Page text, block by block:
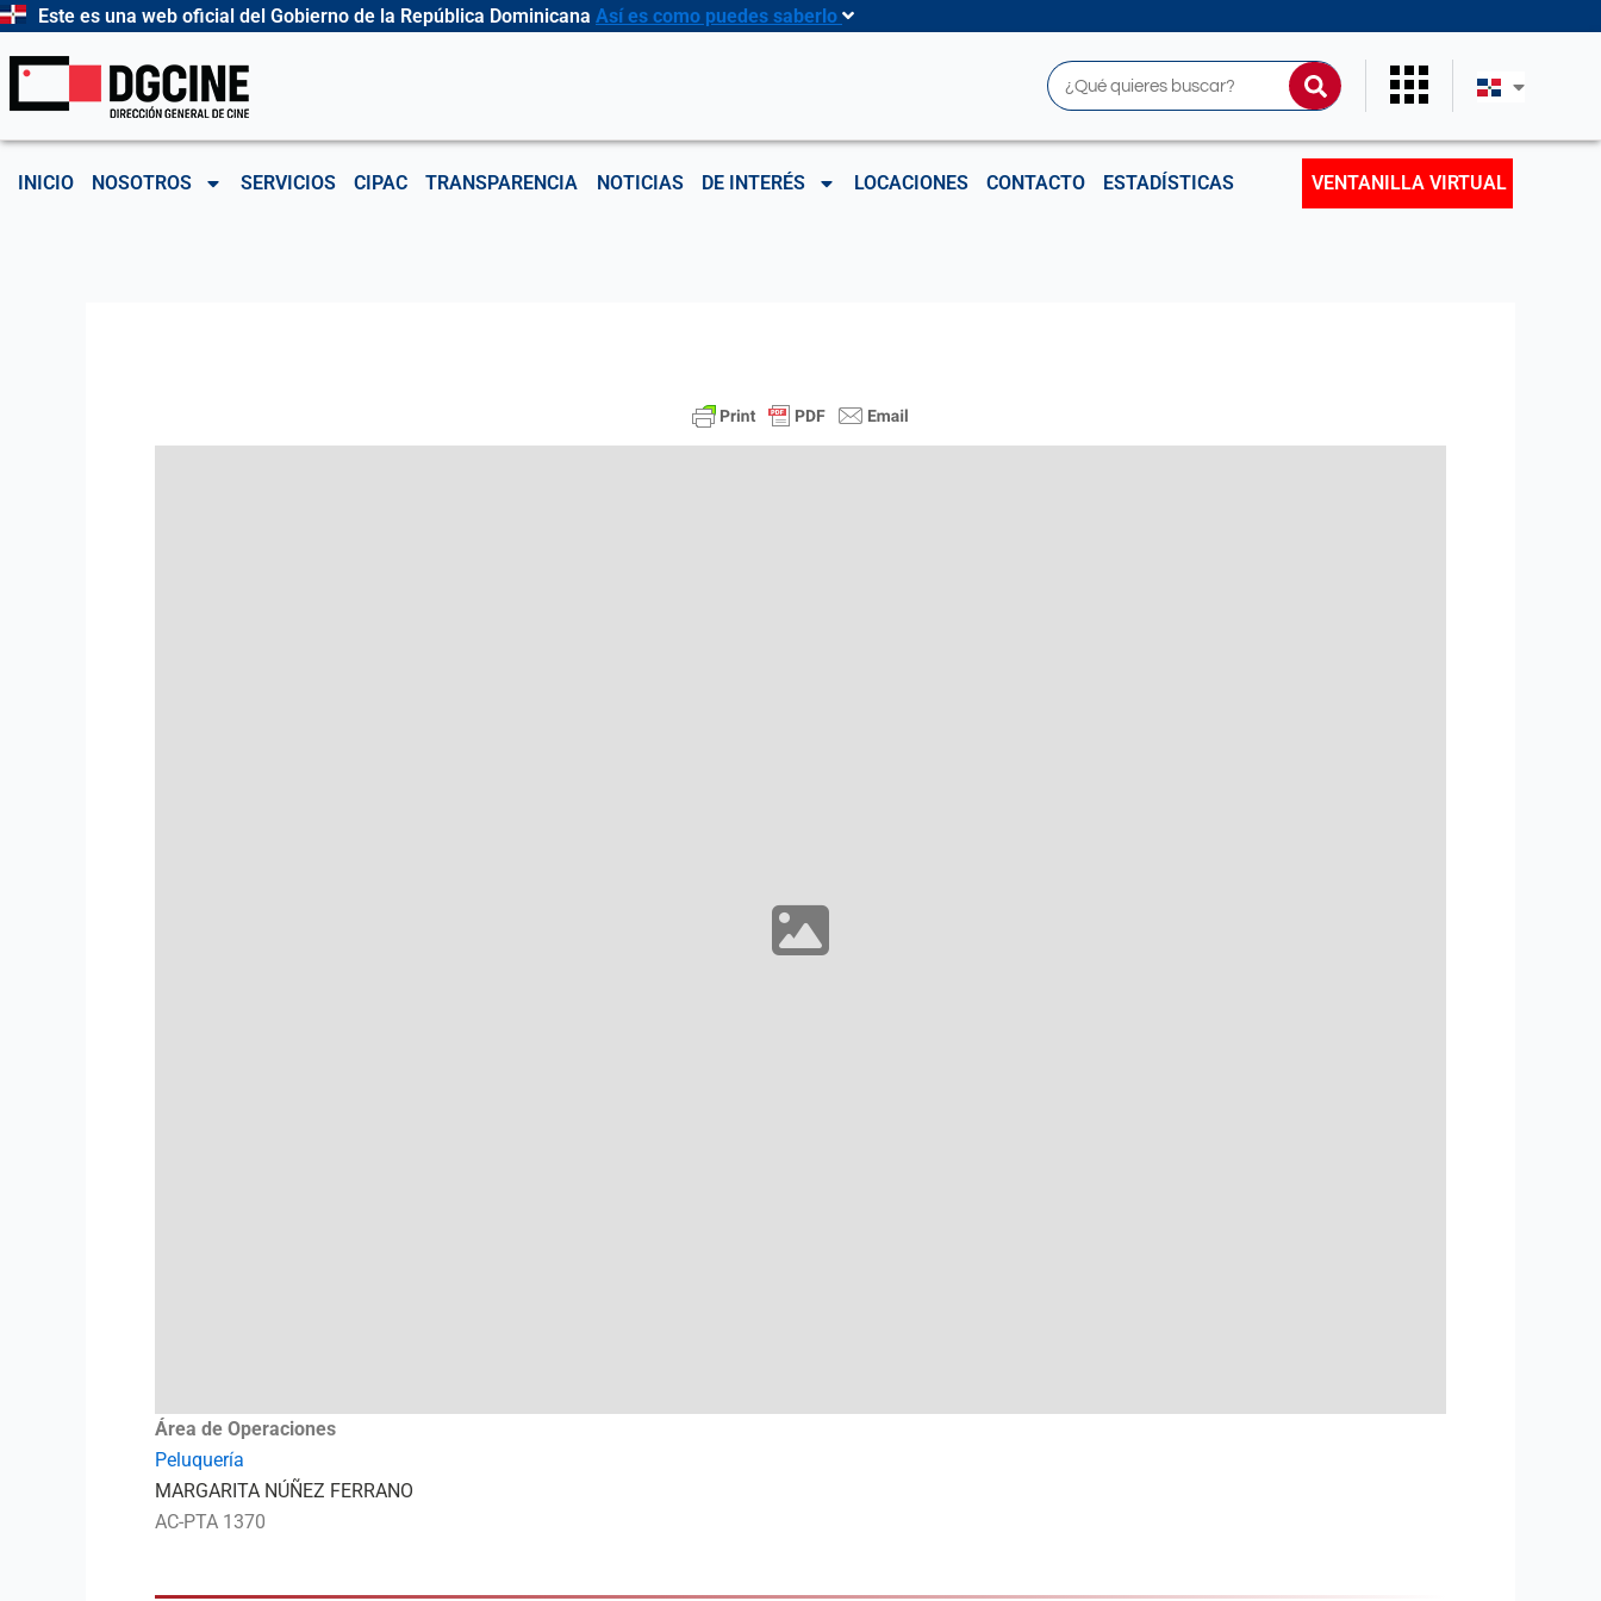
Ir
contenido
Este es una web oficial del Gobierno de la República Dominicana Así es como puedes saberlo
Buscar
INICIO NOSOTROS SERVICIOS CIPAC TRANSPARENCIA NOTICIAS DE INTERÉS LOCACIONES CONTACTO ESTADÍSTICAS VENTANILLA VIRTUAL
Área de Operaciones
Peluquería
MARGARITA NÚÑEZ FERRANO
AC-PTA 1370